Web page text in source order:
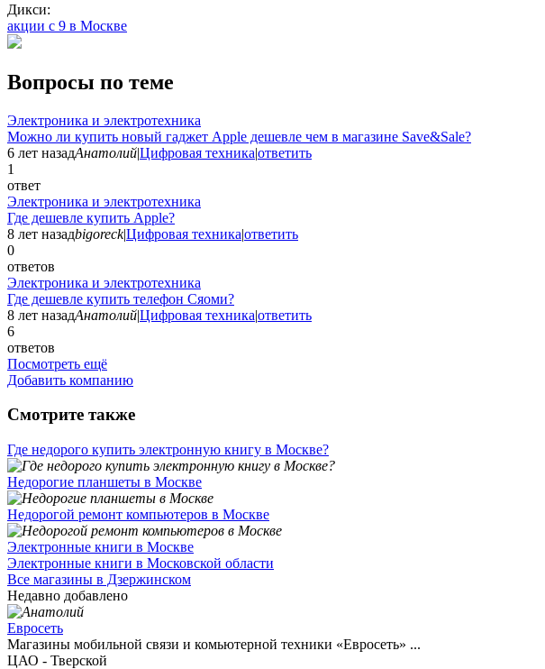
Дикси:
акции с 9 в Москве
Вопросы по теме
Электроника и электротехника
Можно ли купить новый гаджет Apple дешевле чем в магазине Save&Sale?
6 лет назадАнатолий|Цифровая техника|ответить
1
ответ
Электроника и электротехника
Где дешевле купить Apple?
8 лет назадbigoreck|Цифровая техника|ответить
0
ответов
Электроника и электротехника
Где дешевле купить телефон Сяоми?
8 лет назадАнатолий|Цифровая техника|ответить
6
ответов
Посмотреть ещё
Добавить компанию
Смотрите также
Где недорого купить электронную книгу в Москве?
Недорогие планшеты в Москве
Недорогой ремонт компьютеров в Москве
Электронные книги в Москве
Электронные книги в Московской области
Все магазины в Дзержинском
Недавно добавлено
Евросеть
Магазины мобильной связи и комьютерной техники «Евросеть» ...
ЦАО - Тверской